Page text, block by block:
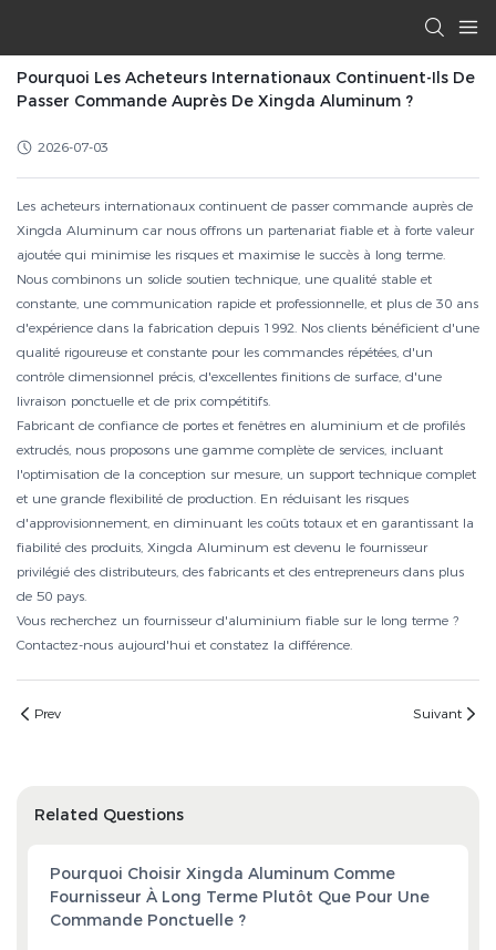
Pourquoi Les Acheteurs Internationaux Continuent-Ils De
Passer Commande Auprès De Xingda Aluminum ?
2026-07-03
Les acheteurs internationaux continuent de passer commande auprès de
Xingda Aluminum car nous offrons un partenariat fiable et à forte valeur
ajoutée qui minimise les risques et maximise le succès à long terme.
Nous combinons un solide soutien technique, une qualité stable et
constante, une communication rapide et professionnelle, et plus de 30 ans
d'expérience dans la fabrication depuis 1992. Nos clients bénéficient d'une
qualité rigoureuse et constante pour les commandes répétées, d'un
contrôle dimensionnel précis, d'excellentes finitions de surface, d'une
livraison ponctuelle et de prix compétitifs.
Fabricant de confiance de portes et fenêtres en aluminium et de profilés
extrudés, nous proposons une gamme complète de services, incluant
l'optimisation de la conception sur mesure, un support technique complet
et une grande flexibilité de production. En réduisant les risques
d'approvisionnement, en diminuant les coûts totaux et en garantissant la
fiabilité des produits, Xingda Aluminum est devenu le fournisseur
privilégié des distributeurs, des fabricants et des entrepreneurs dans plus
de 50 pays.
Vous recherchez un fournisseur d'aluminium fiable sur le long terme ?
Contactez-nous aujourd'hui et constatez la différence.
Prev Suivant
Related Questions
Pourquoi Choisir Xingda Aluminum Comme
Fournisseur À Long Terme Plutôt Que Pour Une
Commande Ponctuelle ?